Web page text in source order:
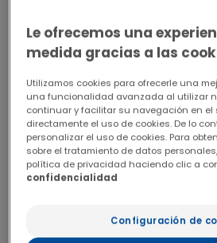
ONCOLOGÍA
MAMA
FORMACIÓN
RECURSOS
CONGRESOS
CONCURSO
VADEMECUM
PUBLICACIONES
Le ofrecemos una
medida gracias a las
Utilizamos cookies para ofrecerle una
una funcionalidad avanzada al utilizar
continuar y facilitar su navegación en el
directamente el uso de cookies. De lo
personalizar el uso de cookies. Para
sobre el tratamiento de datos
política de privacidad haciendo clic a
confidencialidad
Configuración de